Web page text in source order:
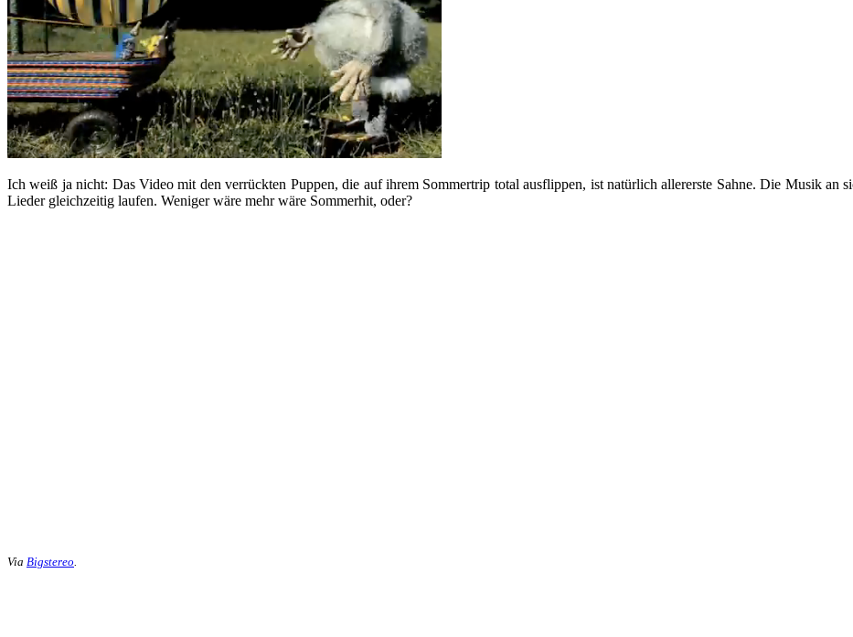
Ich weiß ja nicht: Das Video mit den verrückten Puppen, die auf ihrem Sommertrip total ausflippen, ist natürlich allererste Sahne. Die Musik an
Lieder gleichzeitig laufen. Weniger wäre mehr wäre Sommerhit, oder?
Via Bigstereo.